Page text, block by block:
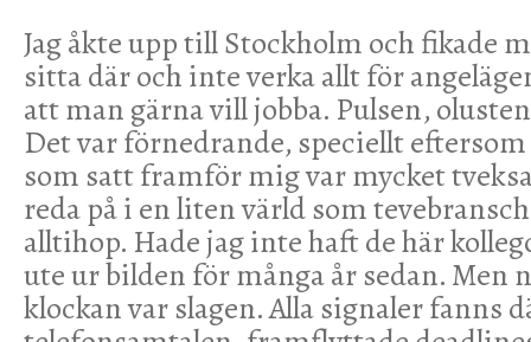
Jag åkte upp till Stockholm och fikade
sitta där och inte verka allt för
att man gärna vill jobba. Pulsen,
Det var förnedrande, speciellt
som satt framför mig var mycket
reda på i en liten värld som
alltihop. Hade jag inte haft de här
ute ur bilden för många år sedan. Men
klockan var slagen. Alla signaler fanns